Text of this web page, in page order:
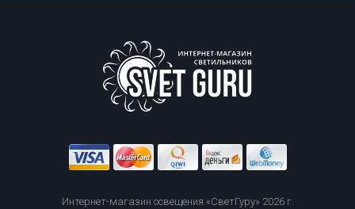
Интернет-магазин освещения «СветГуру» 2026 г.